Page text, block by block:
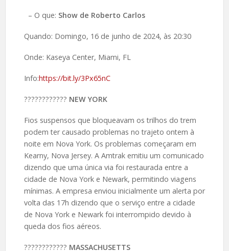
– O que: Show de Roberto Carlos
Quando: Domingo, 16 de junho de 2024, às 20:30
Onde: Kaseya Center, Miami, FL
Info:https://bit.ly/3Px65nC
????️???????? NEW YORK
Fios suspensos que bloqueavam os trilhos do trem
podem ter causado problemas no trajeto ontem à
noite em Nova York. Os problemas começaram em
Kearny, Nova Jersey. A Amtrak emitiu um comunicado
dizendo que uma única via foi restaurada entre a
cidade de Nova York e Newark, permitindo viagens
mínimas. A empresa enviou inicialmente um alerta por
volta das 17h dizendo que o serviço entre a cidade
de Nova York e Newark foi interrompido devido à
queda dos fios aéreos.
????️???????? MASSACHUSETTS